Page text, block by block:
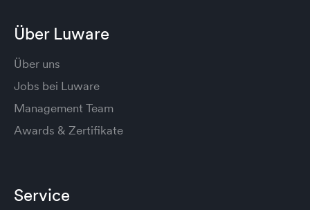
Über Luware
Über uns
Jobs bei Luware
Management Team
Awards & Zertifikate
Service